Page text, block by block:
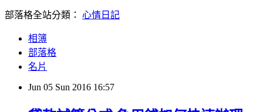
部落格全站分類： 心情日記
相簿
部落格
名片
Jun 05 Sun 2016 16:57